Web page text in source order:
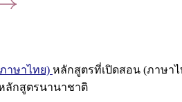
าษาไทย) หลักสูตรที่เปิดสอน (ภาษาไ
ลักสูตรนานาชาติ